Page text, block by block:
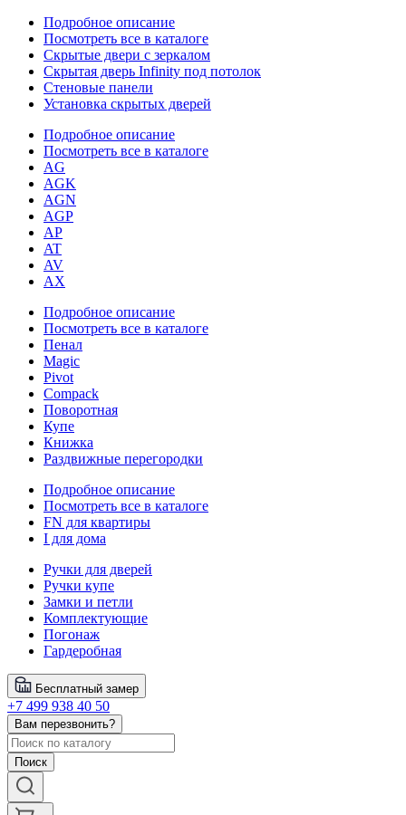
Подробное описание
Посмотреть все в каталоге
Скрытые двери с зеркалом
Скрытая дверь Infinity под потолок
Стеновые панели
Установка скрытых дверей
Подробное описание
Посмотреть все в каталоге
AG
AGK
AGN
AGP
AP
AT
AV
AX
Подробное описание
Посмотреть все в каталоге
Пенал
Magic
Pivot
Compack
Поворотная
Купе
Книжка
Раздвижные перегородки
Подробное описание
Посмотреть все в каталоге
FN для квартиры
I для дома
Ручки для дверей
Ручки купе
Замки и петли
Комплектующие
Погонаж
Гардеробная
Бесплатный замер
+7 499 938 40 50
Вам перезвонить?
Поиск